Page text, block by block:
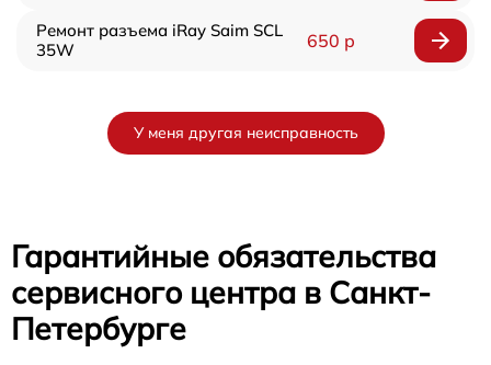
Ремонт разъема iRay Saim SCL
35W
650 р
У меня другая неисправность
Гарантийные обязательства
сервисного центра в Санкт-
Петербурге